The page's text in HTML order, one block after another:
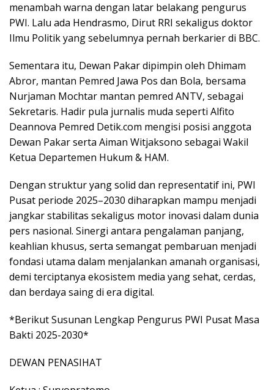
menambah warna dengan latar belakang pengurus
PWI. Lalu ada Hendrasmo, Dirut RRI sekaligus doktor
Ilmu Politik yang sebelumnya pernah berkarier di BBC.
Sementara itu, Dewan Pakar dipimpin oleh Dhimam
Abror, mantan Pemred Jawa Pos dan Bola, bersama
Nurjaman Mochtar mantan pemred ANTV, sebagai
Sekretaris. Hadir pula jurnalis muda seperti Alfito
Deannova Pemred Detik.com mengisi posisi anggota
Dewan Pakar serta Aiman Witjaksono sebagai Wakil
Ketua Departemen Hukum & HAM.
Dengan struktur yang solid dan representatif ini, PWI
Pusat periode 2025–2030 diharapkan mampu menjadi
jangkar stabilitas sekaligus motor inovasi dalam dunia
pers nasional. Sinergi antara pengalaman panjang,
keahlian khusus, serta semangat pembaruan menjadi
fondasi utama dalam menjalankan amanah organisasi,
demi terciptanya ekosistem media yang sehat, cerdas,
dan berdaya saing di era digital.
*Berikut Susunan Lengkap Pengurus PWI Pusat Masa
Bakti 2025-2030*
DEWAN PENASIHAT